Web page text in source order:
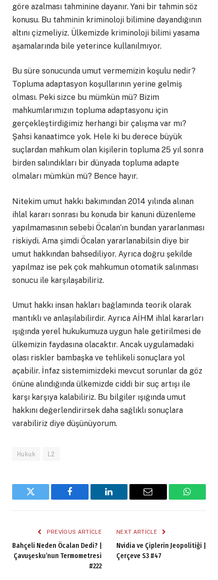
göre azalması tahminine dayanır. Yani bir tahmin söz
konusu. Bu tahminin kriminoloji bilimine dayandığının
altını çizmeliyiz. Ülkemizde kriminoloji bilimi yasama
aşamalarında bile yeterince kullanılmıyor.
Bu süre sonucunda umut vermemizin koşulu nedir?
Topluma adaptasyon koşullarının yerine gelmiş
olması. Peki sizce bu mümkün mü? Bizim
mahkumlarımızın topluma adaptasyonu için
gerçekleştirdiğimiz herhangi bir çalışma var mı?
Şahsi kanaatimce yok. Hele ki bu derece büyük
suçlardan mahkum olan kişilerin topluma 25 yıl sonra
birden salındıkları bir dünyada topluma adapte
olmaları mümkün mü? Bence hayır.
Nitekim umut hakkı bakımından 2014 yılında alınan
ihlal kararı sonrası bu konuda bir kanuni düzenleme
yapılmamasının sebebi Öcalan’ın bundan yararlanması
riskiydi. Ama şimdi Öcalan yararlanabilsin diye bir
umut hakkından bahsediliyor. Ayrıca doğru şekilde
yapılmaz ise pek çok mahkumun otomatik salınması
sonucu ile karşılaşabiliriz.
Umut hakkı insan hakları bağlamında teorik olarak
mantıklı ve anlaşılabilirdir. Ayrıca AİHM ihlal kararları
ışığında yerel hukukumuza uygun hale getirilmesi de
ülkemizin faydasına olacaktır. Ancak uygulamadaki
olası riskler bambaşka ve tehlikeli sonuçlara yol
açabilir. İnfaz sistemimizdeki mevcut sorunlar da göz
önüne alındığında ülkemizde ciddi bir suç artışı ile
karşı karşıya kalabiliriz. Bu bilgiler ışığında umut
hakkını değerlendirirsek daha sağlıklı sonuçlara
varabiliriz diye düşünüyorum.
Hukuk L2
Twitter Facebook LinkedIn Email
PREVIOUS ARTICLE
Bahçeli Neden Öcalan Dedi? |
Çavuşesku’nun Termometresi
#222
NEXT ARTICLE
Nvidia ve Çiplerin Jeopolitiği |
Çerçeve S3 #47